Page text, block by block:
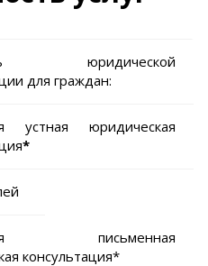
юридической
для граждан:
устная юридическая
*
письменная
консультация*